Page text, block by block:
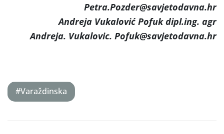
Petra.Pozder@savjetodavna.hr
Andreja Vukalović Pofuk dipl.ing. agr
Andreja. Vukalovic. Pofuk@savjetodavna.hr
#Varaždinska